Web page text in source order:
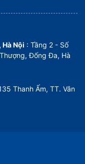
Nội : Tầng 2 - Số
Đống Đa, Hà
Thanh Ấm, TT. Vân